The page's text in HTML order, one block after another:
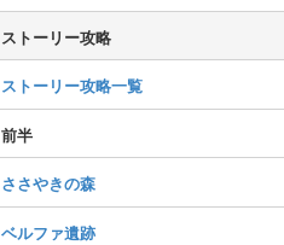
ストーリー攻略
ストーリー攻略一覧
前半
ささやきの森
ベルファ遺跡